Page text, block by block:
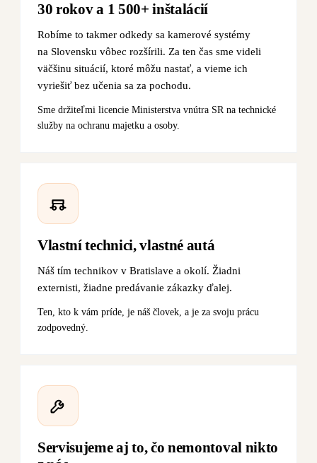
30 rokov a 1 500+ inštalácií
Robíme to takmer odkedy sa kamerové systémy
na Slovensku vôbec rozšírili. Za ten čas sme videli
väčšinu situácií, ktoré môžu nastať, a vieme ich
vyriešiť bez učenia sa za pochodu.
Sme držiteľmi licencie Ministerstva vnútra SR na technické
služby na ochranu majetku a osoby.
Vlastní technici, vlastné autá
Náš tím technikov v Bratislave a okolí. Žiadni
externisti, žiadne predávanie zákazky ďalej.
Ten, kto k vám príde, je náš človek, a je za svoju prácu
zodpovedný.
Servisujeme aj to, čo nemontoval nikto